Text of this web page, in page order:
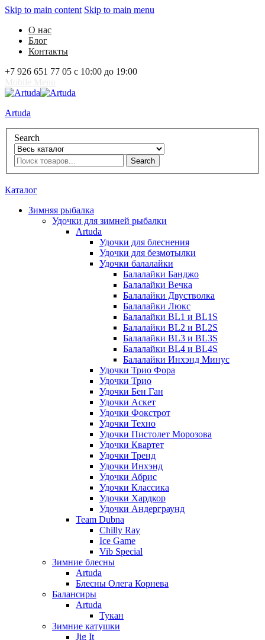
Skip to main content Skip to main menu
О нас
Блог
Контакты
+7 926 651 77 05 с 10:00 до 19:00
Artuda
Search
Search
Каталог
Зимняя рыбалка
Удочки для зимней рыбалки
Artuda
Удочки для блеснения
Удочки для безмотылки
Удочки балалайки
Балалайки Банджо
Балалайки Вечка
Балалайки Двустволка
Балалайки Люкс
Балалайки BL1 и BL1S
Балалайки BL2 и BL2S
Балалайки BL3 и BL3S
Балалайки BL4 и BL4S
Балалайки Инхэнд Минус
Удочки Трио Фора
Удочки Трио
Удочки Бен Ган
Удочки Аскет
Удочки Фокстрот
Удочки Техно
Удочки Пистолет Морозова
Удочки Квартет
Удочки Тренд
Удочки Инхэнд
Удочки Абрис
Удочки Классика
Удочки Хардкор
Удочки Андерграунд
Team Dubna
Chilly Ray
Ice Game
Vib Special
Зимние блесны
Artuda
Блесны Олега Корнева
Балансиры
Artuda
Тукан
Зимние катушки
Jig It